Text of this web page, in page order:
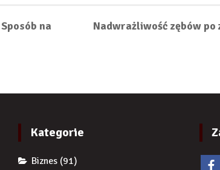
na
Nadwrażliwość zębów po
Kategorie
Biznes (91)